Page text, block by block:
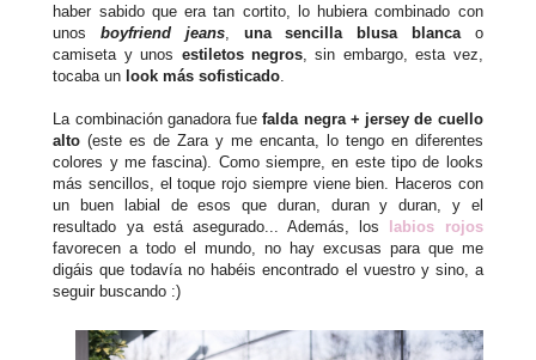
haber sabido que era tan cortito, lo hubiera combinado con
unosboyfriend jeans, una sencilla blusa blanca o
camiseta y unos estiletos negros , sin embargo, esta vez,
tocaba un look más sofisticado
La combinación ganadora fue falda negra + jersey de cuello
alto (este es de Zara y me encanta, lo tengo en diferentes
colores y me fascina). Como siempre, en este tipo de looks
más sencillos, el toque rojo siempre viene bien. Haceros con
un buen labial de esos que duran, duran y duran, y el
resultado ya está asegurado... Además, los labios rojos
favorecen a todo el mundo, no hay excusas para que me
digáis que todavía no habéis encontrado el vuestro y sino, a
seguir buscando :)